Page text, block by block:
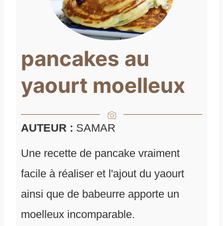
pancakes au
yaourt moelleux
AUTEUR : SAMAR
Une recette de pancake vraiment
facile à réaliser et l'ajout du yaourt
ainsi que de babeurre apporte un
moelleux incomparable.